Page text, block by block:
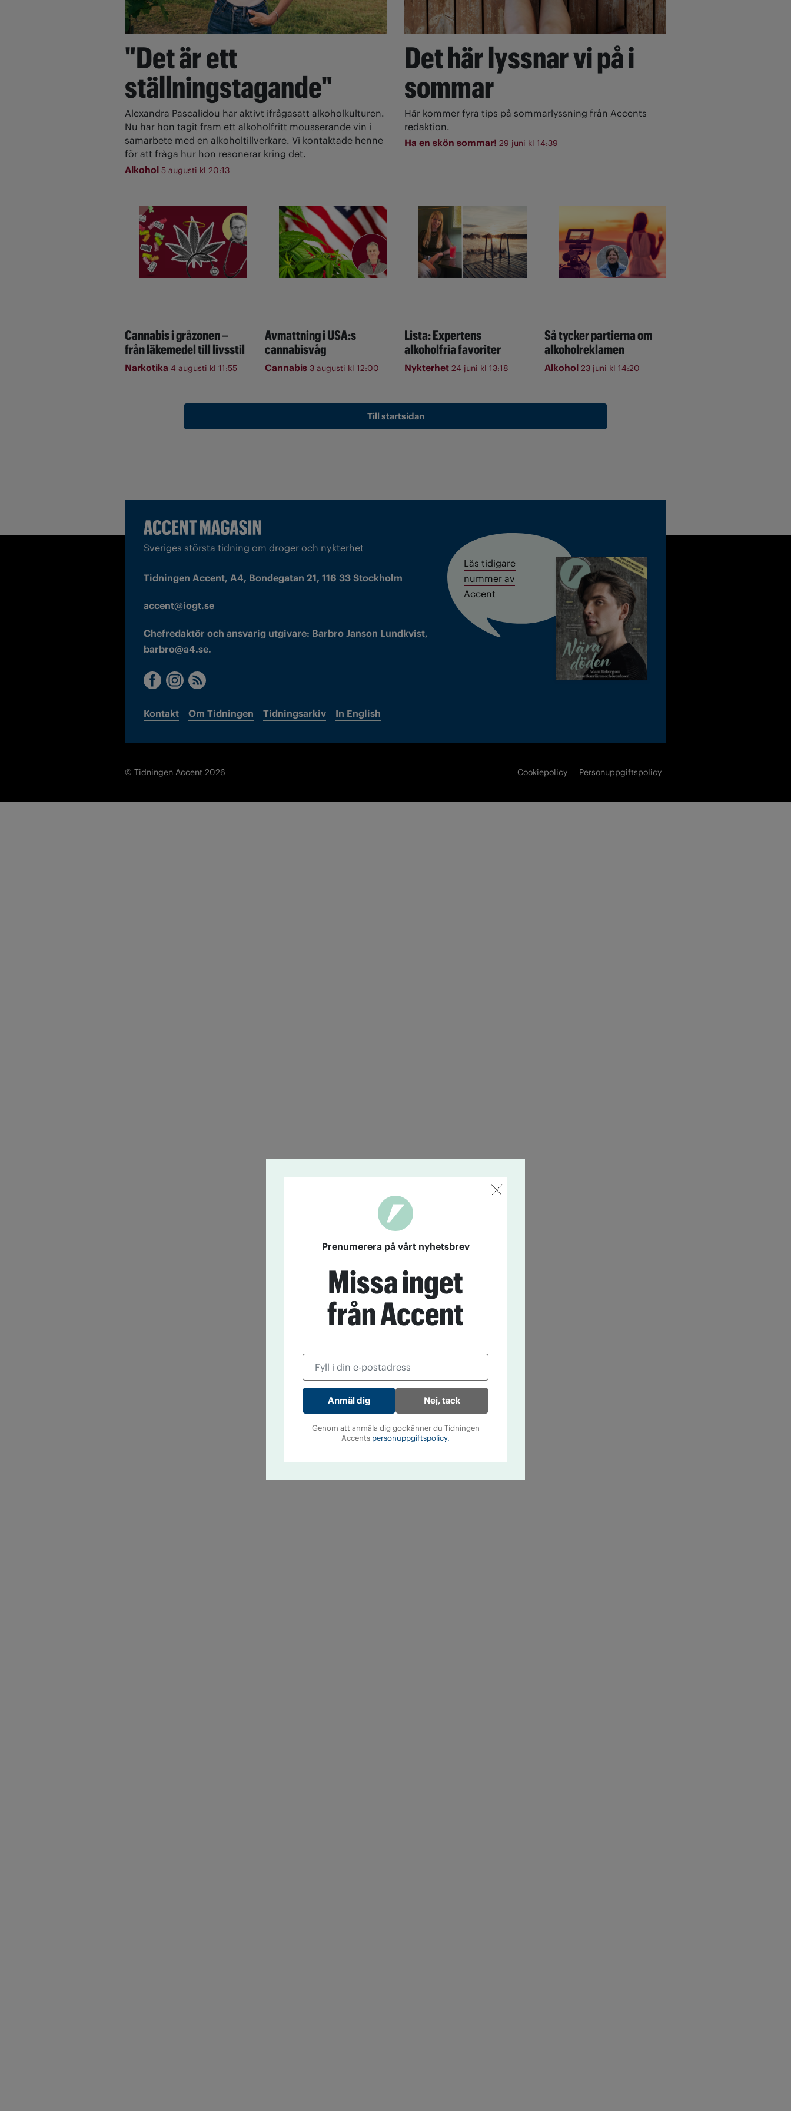
"Det är ett
ställningstagande"
Alexandra Pascalidou har aktivt ifrågasatt alkoholkulturen.
Nu har hon tagit fram ett alkoholfritt mousserande vin i
samarbete med en alkoholtillverkare. Vi kontaktade henne
för att fråga hur hon resonerar kring det.
Alkohol 5 augusti kl 20:13
Cannabis i gråzonen –
från läkemedel till livsstil
Narkotika 4 augusti kl 11:55
Avmattning i USA:s
cannabisvåg
Cannabis 3 augusti kl 12:00
Det här lyssnar vi på i
sommar
Här kommer fyra tips på sommarlyssning från Accents
redaktion.
Ha en skön sommar! 29 juni kl 14:39
Lista: Expertens
alkoholfria favoriter
Nykterhet 24 juni kl 13:18
Så tycker partierna om
alkoholreklamen
Alkohol 23 juni kl 14:20
Till startsidan
Sveriges största tidning om droger och nykterhet
Tidningen Accent, A4, Bondegatan 21, 116 33 Stockholm
accent@iogt.se
Chefredaktör och ansvarig utgivare: Barbro Janson Lundkvist,
barbro@a4.se.
Kontakt Om Tidningen Tidningsarkiv In English
Läs tidigare
nummer av
Accent
© Tidningen Accent 2026 Cookiepolicy Personuppgiftspolicy
Prenumerera på vårt nyhetsbrev
Missa inget
från Accent
Nej, tack
Genom att anmäla dig godkänner du Tidningen
Accents personuppgiftspolicy.